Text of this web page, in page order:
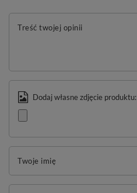
Treść twojej opinii
Dodaj własne zdjęcie produktu:
Twoje imię